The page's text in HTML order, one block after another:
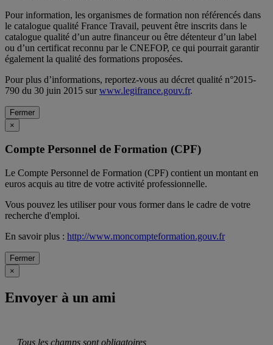
Pour information, les organismes de formation non référencés dans
le catalogue qualité France Travail, peuvent être inscrits dans le
catalogue qualité d’un autre financeur ou être détenteur d’un label
ou d’un certificat reconnu par le CNEFOP, ce qui pourrait garantir
également la qualité des formations proposées.
Pour plus d’informations, reportez-vous au décret qualité n°2015-
790 du 30 juin 2015 surwww.legifrance.gouv.fr.
Fermer
×
Compte Personnel de Formation (CPF)
Le Compte Personnel de Formation (CPF) contient un montant en
euros acquis au titre de votre activité professionnelle.
Vous pouvez les utiliser pour vous former dans le cadre de votre
recherche d'emploi.
En savoir plus : http://www.moncompteformation.gouv.fr
Fermer
×
Envoyer à un ami
Tous les champs sont obligatoires